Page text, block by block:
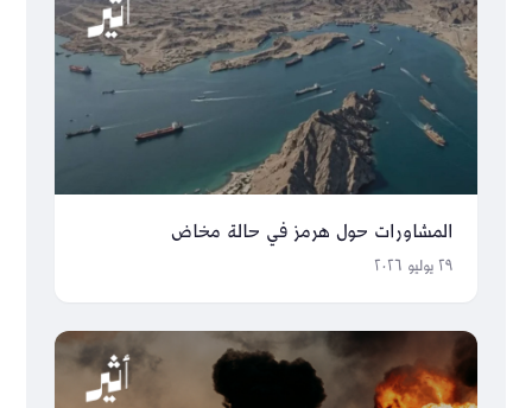
المشاورات حول هرمز في حالة مخاض
٢٩ يوليو ٢٠٢٦